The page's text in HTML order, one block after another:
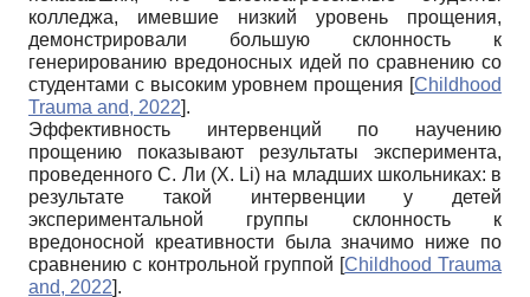
колледжа, имевшие низкий уровень прощения,
демонстрировали большую склонность к
генерированию вредоносных идей по сравнению со
студентами с высоким уровнем прощения [Childhood
Trauma and, 2022].
Эффективность интервенций по научению
прощению показывают результаты эксперимента,
проведенного С. Ли (X. Li) на младших школьниках: в
результате такой интервенции у детей
экспериментальной группы склонность к
вредоносной креативности была значимо ниже по
сравнению с контрольной группой [Childhood Trauma
and, 2022].